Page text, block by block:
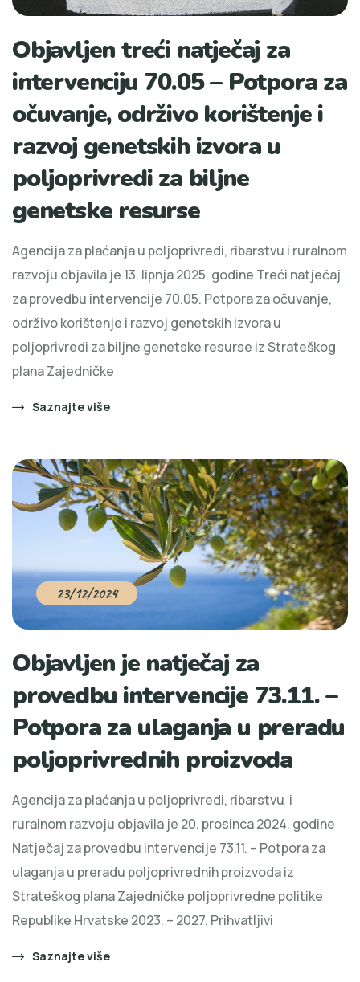
Objavljen treći natječaj za
intervenciju 70.05 – Potpora za
očuvanje, održivo korištenje i
razvoj genetskih izvora u
poljoprivredi za biljne
genetske resurse
Agencija za plaćanja u poljoprivredi, ribarstvu i ruralnom
razvoju objavila je 13. lipnja 2025. godine Treći natječaj
za provedbu intervencije 70.05. Potpora za očuvanje,
održivo korištenje i razvoj genetskih izvora u
poljoprivredi za biljne genetske resurse iz Strateškog
plana Zajedničke
Saznajte više
23/12/2024
Objavljen je natječaj za
provedbu intervencije 73.11. –
Potpora za ulaganja u preradu
poljoprivrednih proizvoda
Agencija za plaćanja u poljoprivredi, ribarstvu i
ruralnom razvoju objavila je 20. prosinca 2024. godine
Natječaj za provedbu intervencije 73.11. – Potpora za
ulaganja u preradu poljoprivrednih proizvoda iz
Strateškog plana Zajedničke poljoprivredne politike
Republike Hrvatske 2023. – 2027. Prihvatljivi
Saznajte više